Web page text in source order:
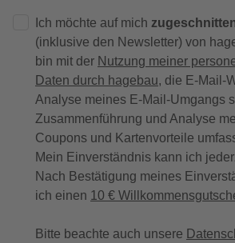
Ich möchte auf mich
(inklusive den Newsletter) von
bin mit der Nutzung meiner
Daten durch hagebau, die E-Mail-
Analyse meines E-Mail-Umgangs
Zusammenführung und Analyse
Coupons und Kartenvorteile
Mein Einverständnis kann ich
Nach Bestätigung meines
ich einen 10 €
Bitte beachte auch unsere